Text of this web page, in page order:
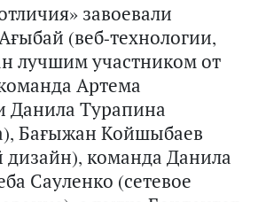
завоевали
(веб-технологии,
лучшим участником от
Артема
Данила Турапина
Бағыжан Койшыбаев
дизайн), команда Данила
Сауленко (сетевое